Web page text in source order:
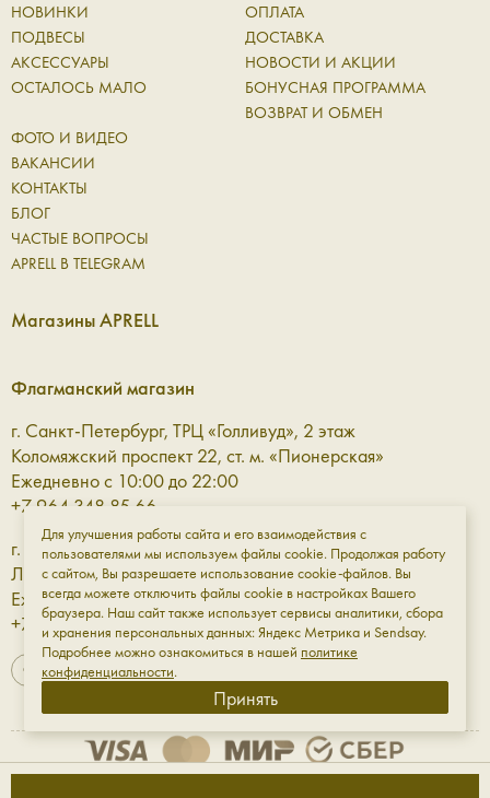
НОВИНКИ
ПОДВЕСЫ
АКСЕССУАРЫ
ОСТАЛОСЬ МАЛО
ОПЛАТА
ДОСТАВКА
НОВОСТИ И АКЦИИ
БОНУСНАЯ ПРОГРАММА
ВОЗВРАТ И ОБМЕН
ФОТО И ВИДЕО
ВАКАНСИИ
КОНТАКТЫ
БЛОГ
ЧАСТЫЕ ВОПРОСЫ
APRELL В TELEGRAM
Магазины APRELL
Флагманский магазин
г. Санкт-Петербург, ТРЦ «Голливуд», 2 этаж
Коломяжский проспект 22, ст. м. «Пионерская»
Ежедневно с 10:00 до 22:00
+7 964 348 85 66
г. Санкт-Петербург, ТРЦ «Галерея» 3 этаж
Лиговский проспект, 30а, ст. м. «Площадь Восстания»
Ежедневно с 10:00 до 23:00
+7 961 811-18-98
Для улучшения работы сайта и его взаимодействия с
пользователями мы используем файлы cookie. Продолжая работу
с сайтом, Вы разрешаете использование cookie-файлов. Вы
всегда можете отключить файлы cookie в настройках Вашего
браузера. Наш сайт также использует сервисы аналитики, сбора
и хранения персональных данных: Яндекс Метрика и Sendsay.
Подробнее можно ознакомиться в нашей политике
конфиденциальности.
Принять